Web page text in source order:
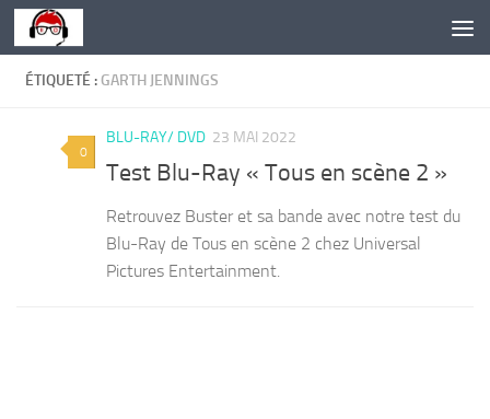
Skip to content
ÉTIQUETÉ : GARTH JENNINGS
0
BLU-RAY/ DVD 23 MAI 2022
Test Blu-Ray « Tous en scène 2 »
Retrouvez Buster et sa bande avec notre test du
Blu-Ray de Tous en scène 2 chez Universal
Pictures Entertainment.